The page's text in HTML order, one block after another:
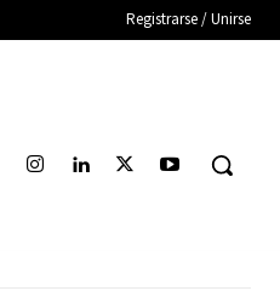
Registrarse / Unirse